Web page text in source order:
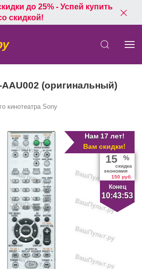
до 25% - Успей купить
скидкой!
AAU002 (оригинальный)
кинотеатра Sony
Нам 17 лет!
Вам скидки!
Конец
10:43:53
15 %
скидка
экономия
150 руб.